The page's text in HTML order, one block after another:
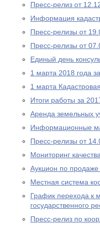
Пресс-релиз от
Информация
Пресс-релизы от
Пресс-релизы от
Единый день
1 марта 2018 года
1 марта
Итоги работы за
Аренда земельных
Информационные
Пресс-релизы от
Мониторинг
Аукцион по продаже
Местная система
График перехода к
государственного
Пресс-релиз по